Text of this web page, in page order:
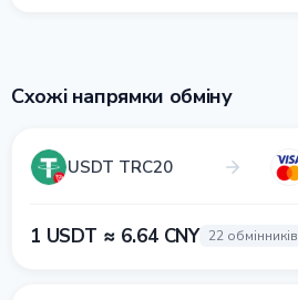
Схожі напрямки обміну
USDT TRC20
1 USDT ≈ 6.64 CNY 22 обмінників